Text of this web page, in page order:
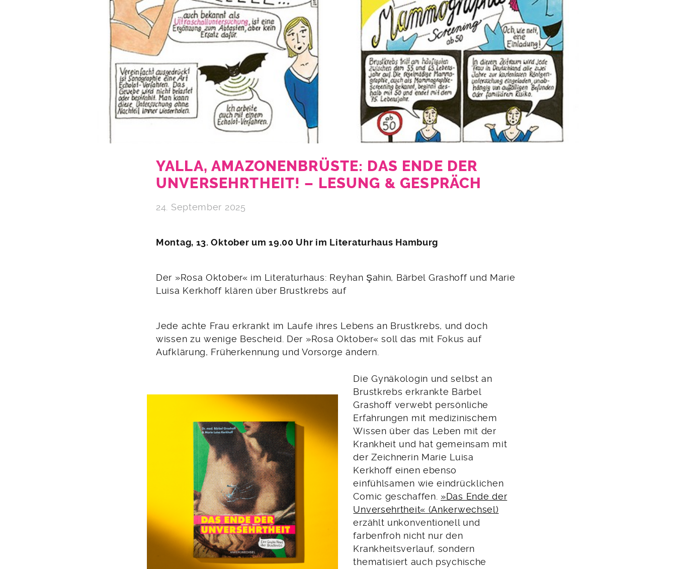
YALLA, AMAZONENBRÜSTE: DAS ENDE DER
UNVERSEHRTHEIT! – LESUNG & GESPRÄCH
24. September 2025
Montag, 13. Oktober um 19.00 Uhr im Literaturhaus Hamburg
Der »Rosa Oktober« im Literaturhaus: Reyhan Şahin, Bärbel Grashoff und Marie
Luisa Kerkhoff klären über Brustkrebs auf
Jede achte Frau erkrankt im Laufe ihres Lebens an Brustkrebs, und doch
wissen zu wenige Bescheid. Der »Rosa Oktober« soll das mit Fokus auf
Aufklärung, Früherkennung und Vorsorge ändern.
Die Gynäkologin und selbst an
Brustkrebs erkrankte Bärbel
Grashoff verwebt persönliche
Erfahrungen mit medizinischem
Wissen über das Leben mit der
Krankheit und hat gemeinsam mit
der Zeichnerin Marie Luisa
Kerkhoff einen ebenso
einfühlsamen wie eindrücklichen
Comic geschaffen. »Das Ende der
Unversehrtheit« (Ankerwechsel)
erzählt unkonventionell und
farbenfroh nicht nur den
Krankheitsverlauf, sondern
thematisiert auch psychische